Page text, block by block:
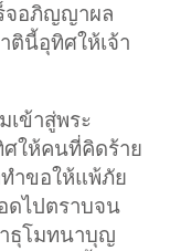
จอภิญญาผล
ตินี้อุทิศให้เจ้า
เข้าสู่พระ
ให้คนที่คิดร้าย
ำขอให้แพ้ภัย
ดไปตราบจน
ธุโมทนาบุญ